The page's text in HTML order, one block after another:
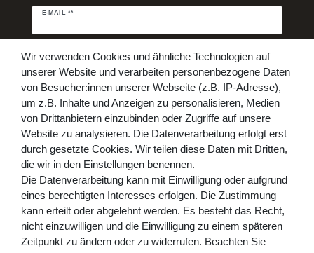
E-MAIL **
Newsletter
Hiermit bestätige ich, dass ich dieDaten­schutz­erklärung
Abonnieren
** Hierbei handelt es sich um ein Pflichtfeld.
Bezahlen Sie bequem per
Wir verwenden Cookies und ähnliche Technologien auf
unserer Website und verarbeiten personenbezogene Daten
von Besucher:innen unserer Webseite (z.B. IP-Adresse),
um z.B. Inhalte und Anzeigen zu personalisieren, Medien
von Drittanbietern einzubinden oder Zugriffe auf unsere
Website zu analysieren. Die Datenverarbeitung erfolgt erst
durch gesetzte Cookies. Wir teilen diese Daten mit Dritten,
die wir in den Einstellungen benennen.
Die Datenverarbeitung kann mit Einwilligung oder aufgrund
eines berechtigten Interesses erfolgen. Die Zustimmung
kann erteilt oder abgelehnt werden. Es besteht das Recht,
nicht einzuwilligen und die Einwilligung zu einem späteren
Zeitpunkt zu ändern oder zu widerrufen. Beachten Sie